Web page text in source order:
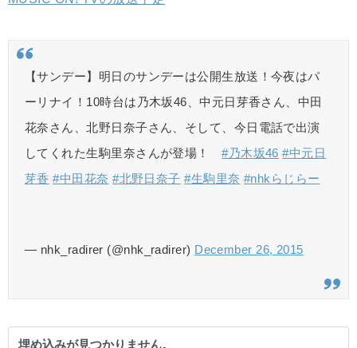
【サンデー】明日のサンデーは公開生放送！今夜はパ
ーリナイ！10時台は乃木坂46、中元日芽香さん、中田
花奈さん、北野日奈子さん、そして、今日電話で出演
してくれた生駒里奈さんが登場！#乃木坂46 #中元日
芽香 #中田花奈 #北野日奈子 #生駒里奈 #nhkらじらー
— nhk_radirer (@nhk_radirer) December 26, 2015